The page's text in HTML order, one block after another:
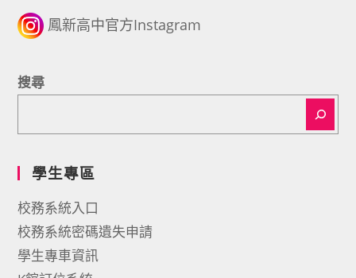
鳳新高中官方Instagram
搜尋
學生專區
校務系統入口
校務系統密碼遺失申請
學生專車資訊